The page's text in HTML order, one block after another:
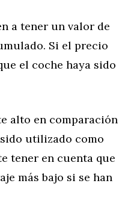
a tener un valor de
Si el precio
el coche haya sido
alto en comparación
utilizado como
tener en cuenta que
más bajo si se han